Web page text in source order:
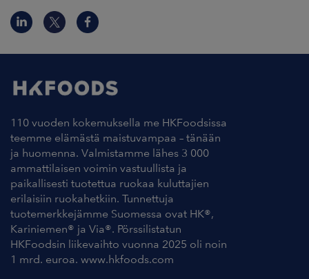
110 vuoden kokemuksella me HKFoodsissa
teemme elämästä maistuvampaa – tänään
ja huomenna. Valmistamme lähes 3 000
ammattilaisen voimin vastuullista ja
paikallisesti tuotettua ruokaa kuluttajien
erilaisiin ruokahetkiin. Tunnettuja
tuotemerkkejämme Suomessa ovat HK®,
Kariniemen® ja Via®. Pörssilistatun
HKFoodsin liikevaihto vuonna 2025 oli noin
1 mrd. euroa. www.hkfoods.com